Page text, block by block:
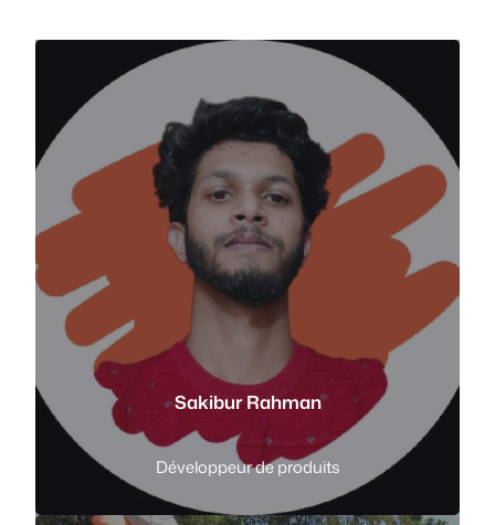
Sakibur Rahman
Développeur de produits